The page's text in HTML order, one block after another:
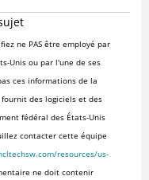
ne PAS être employé par
Unis ou par l'une de ses
ces informations de la
des logiciels et des
fédéral des États-Unis
contacter cette équipe
resources/us-
ne doit contenir